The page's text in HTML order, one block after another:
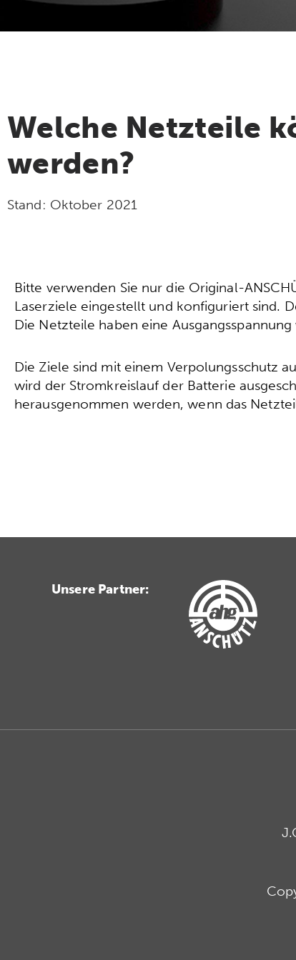
Welche Netzteile
werden?
Stand: Oktober 2021
Bitte verwenden Sie nur die Original-
Laserziele eingestellt und konfiguriert sind.
Die Netzteile haben eine Ausgangsspannung
Die Ziele sind mit einem Verpolungsschutz
wird der Stromkreislauf der Batterie
herausgenommen werden, wenn das
Unsere Partner: